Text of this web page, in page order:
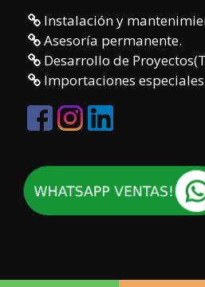
Instalación y
Asesoría permanente.
Desarrollo de
Importaciones